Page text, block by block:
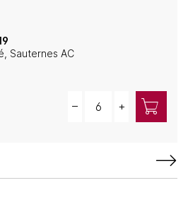
Sauternes AC
– +